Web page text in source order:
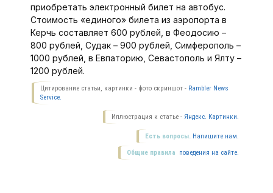
приобретать электронный билет на автобус.
Стоимость «единого» билета из аэропорта в
Керчь составляет 600 рублей, в Феодосию –
800 рублей, Судак – 900 рублей, Симферополь –
1000 рублей, в Евпаторию, Севастополь и Ялту –
1200 рублей.
Цитирование статьи, картинки - фото скриншот - Rambler News
Service.
Иллюстрация к статье - Яндекс. Картинки.
Есть вопросы. Напишите нам.
Общие правила поведения на сайте.